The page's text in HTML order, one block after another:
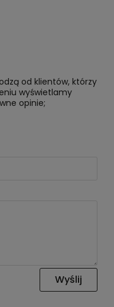
od klientów, którzy
wyświetlamy
opinie;
Wyślij